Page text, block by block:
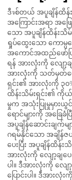
ဒီจစ်တယ် အပူချိန်ထိန်
အကြောင်းအရာ အဖြ
သော အပူချိန်ထိန်းသိ
ရှုပ်ထွေးသော ကောမ္
အကောင်အထည်ဖော်ပြ
ရန် အားလုံးကို လျေ
အားလုံးကို သတ်မှတ်ပေး
ရှင်း၏ အားလုံးကို ၃
ထိန်းသိမ်းရှင်း၏ ကို
မှုက အသုံးပြုမှုမှားယွင်
ရောင်များကို အခြေ
အပူချိန်ဆောင်းချက်မ
ဂရမ်နိုင်သော အချိန်ဇ
ပေးပြီး အပူချိန်ထိန်
အားလုံးကို လျော့ချပေ
ပါ။ ဒီအားလုံးကို လျေ
ပြောင်းပါ။ ဒီအားလုံ